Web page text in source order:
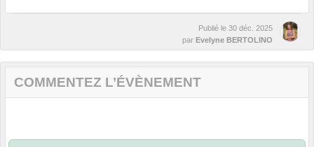
Publié le 30 déc. 2025
par Evelyne BERTOLINO
COMMENTEZ L’ÉVÈNEMENT